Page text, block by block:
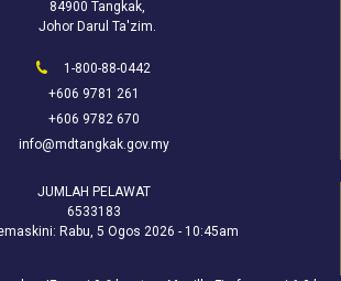
84900 Tangkak,
Johor Darul Ta'zim.
1-800-88-0442
+606 9781 261
+606 9782 670
info@mdtangkak.gov.my
JUMLAH PELAWAT
6533183
Rabu, 5 Ogos 2026 - 10:45am